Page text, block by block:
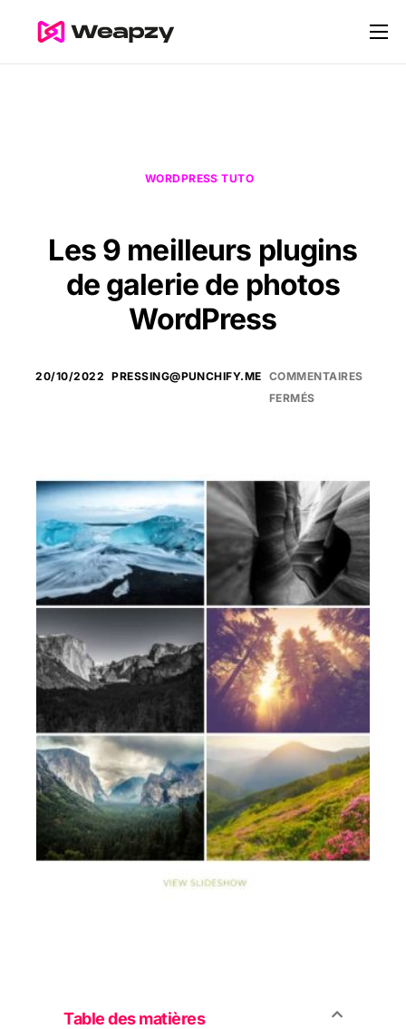
Nos services
WORDPRESS TUTO
Les 9 meilleurs plugins
de galerie de photos
WordPress
20/10/2022 PRESSING@PUNCHIFY.ME COMMENTAIRES
FERMÉS
Table des matières